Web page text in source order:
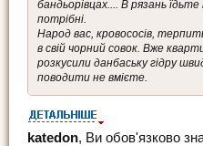
бандьорівцах.... В рязань
потрібні.
Народ вас, кровососів,
в свій чорний совок. Вже
розкусили данбаську гідру
поводити не вмієте.
katedon, Ви обов'язково